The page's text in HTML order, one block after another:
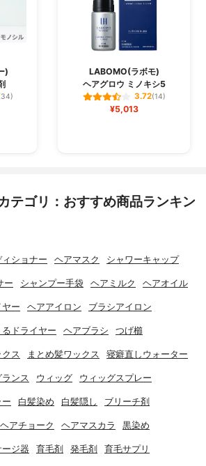
)
LABOMO(ラボモ)
ヘアグロウ ミノキシ5
3.72(14)
¥5,013
テゴリ：おすすめ商品ランキン
ィショナー ヘアマスク シャワーキャップ
ー シャンプー手袋 ヘアミルク ヘアオイル
ヤー ヘアアイロン ブラシアイロン
るドライヤー ヘアブラシ つげ櫛
ス まとめ髪ワックス 寝癖直しウォーター
ンス ウィッグ ウィッグスプレー
白髪染め 白髪隠し ブリーチ剤
ヘアチョーク ヘアマスカラ 黒染め
ジ器 育毛剤 発毛剤 育毛サプリ